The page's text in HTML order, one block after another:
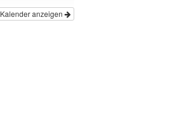
Kalender anzeigen